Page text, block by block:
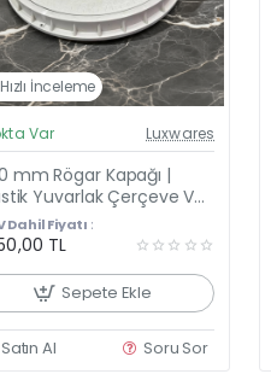
Hızlı İnceleme
Yeni Ürün
Çok Satan
Var Luxwares
mm Rögar Kapağı |
Yuvarlak Çerçeve Ve
Kapak
Dahil Fiyatı :
TL
Sepete Ekle
Satın Al Soru Sor